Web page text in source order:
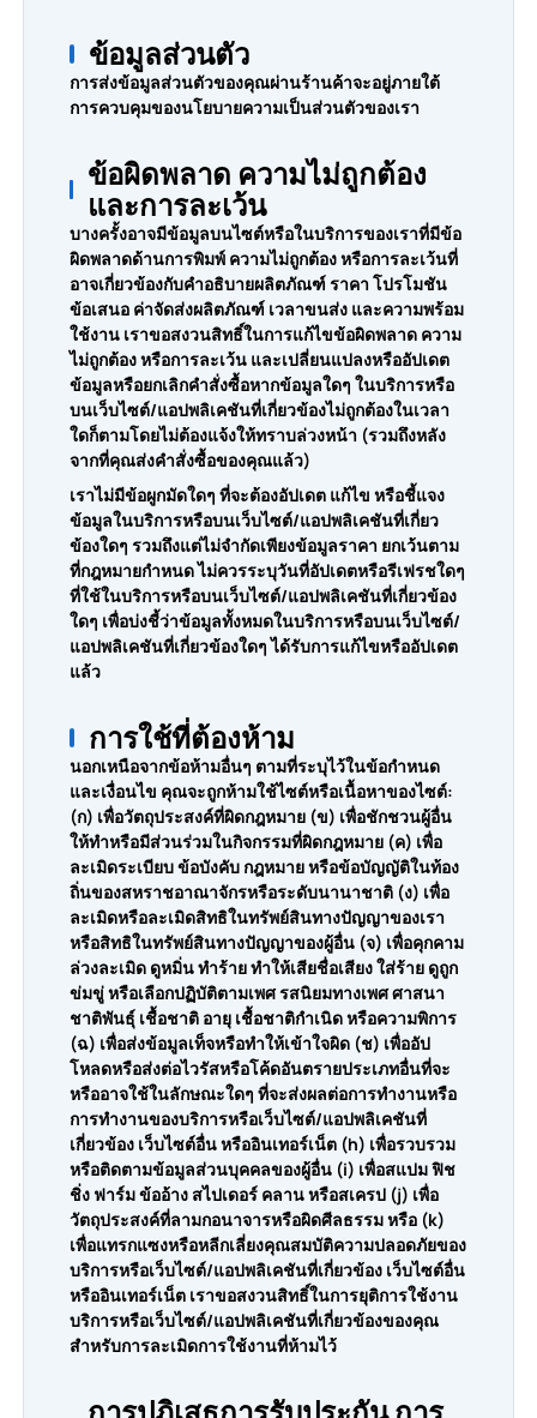
ข้อมูลส่วนตัว
การส่งข้อมูลส่วนตัวของคุณผ่านร้านค้าจะอยู่ภายใต้
การควบคุมของนโยบายความเป็นส่วนตัวของเรา
ข้อผิดพลาด ความไม่ถูกต้อง
และการละเว้น
บางครั้งอาจมีข้อมูลบนไซต์หรือในบริการของเราที่มีข้อ
ผิดพลาดด้านการพิมพ์ ความไม่ถูกต้อง หรือการละเว้นที่
อาจเกี่ยวข้องกับคำอธิบายผลิตภัณฑ์ ราคา โปรโมชัน
ข้อเสนอ ค่าจัดส่งผลิตภัณฑ์ เวลาขนส่ง และความพร้อม
ใช้งาน เราขอสงวนสิทธิ์ในการแก้ไขข้อผิดพลาด ความ
ไม่ถูกต้อง หรือการละเว้น และเปลี่ยนแปลงหรืออัปเดต
ข้อมูลหรือยกเลิกคำสั่งซื้อหากข้อมูลใดๆ ในบริการหรือ
บนเว็บไซต์/แอปพลิเคชันที่เกี่ยวข้องไม่ถูกต้องในเวลา
ใดก็ตามโดยไม่ต้องแจ้งให้ทราบล่วงหน้า (รวมถึงหลัง
จากที่คุณส่งคำสั่งซื้อของคุณแล้ว)
เราไม่มีข้อผูกมัดใดๆ ที่จะต้องอัปเดต แก้ไข หรือชี้แจง
ข้อมูลในบริการหรือบนเว็บไซต์/แอปพลิเคชันที่เกี่ยว
ข้องใดๆ รวมถึงแต่ไม่จำกัดเพียงข้อมูลราคา ยกเว้นตาม
ที่กฎหมายกำหนด ไม่ควรระบุวันที่อัปเดตหรือรีเฟรชใดๆ
ที่ใช้ในบริการหรือบนเว็บไซต์/แอปพลิเคชันที่เกี่ยวข้อง
ใดๆ เพื่อบ่งชี้ว่าข้อมูลทั้งหมดในบริการหรือบนเว็บไซต์/
แอปพลิเคชันที่เกี่ยวข้องใดๆ ได้รับการแก้ไขหรืออัปเดต
แล้ว
การใช้ที่ต้องห้าม
นอกเหนือจากข้อห้ามอื่นๆ ตามที่ระบุไว้ในข้อกำหนด
และเงื่อนไข คุณจะถูกห้ามใช้ไซต์หรือเนื้อหาของไซต์:
(ก) เพื่อวัตถุประสงค์ที่ผิดกฎหมาย (ข) เพื่อชักชวนผู้อื่น
ให้ทำหรือมีส่วนร่วมในกิจกรรมที่ผิดกฎหมาย (ค) เพื่อ
ละเมิดระเบียบ ข้อบังคับ กฎหมาย หรือข้อบัญญัติในท้อง
ถิ่นของสหราชอาณาจักรหรือระดับนานาชาติ (ง) เพื่อ
ละเมิดหรือละเมิดสิทธิในทรัพย์สินทางปัญญาของเรา
หรือสิทธิในทรัพย์สินทางปัญญาของผู้อื่น (จ) เพื่อคุกคาม
ล่วงละเมิด ดูหมิ่น ทำร้าย ทำให้เสียชื่อเสียง ใส่ร้าย ดูถูก
ข่มขู่ หรือเลือกปฏิบัติตามเพศ รสนิยมทางเพศ ศาสนา
ชาติพันธุ์ เชื้อชาติ อายุ เชื้อชาติกำเนิด หรือความพิการ
(ฉ) เพื่อส่งข้อมูลเท็จหรือทำให้เข้าใจผิด (ช) เพื่ออัป
โหลดหรือส่งต่อไวรัสหรือโค้ดอันตรายประเภทอื่นที่จะ
หรืออาจใช้ในลักษณะใดๆ ที่จะส่งผลต่อการทำงานหรือ
การทำงานของบริการหรือเว็บไซต์/แอปพลิเคชันที่
เกี่ยวข้อง เว็บไซต์อื่น หรืออินเทอร์เน็ต (h) เพื่อรวบรวม
หรือติดตามข้อมูลส่วนบุคคลของผู้อื่น (i) เพื่อสแปม ฟิช
ชิ่ง ฟาร์ม ข้ออ้าง สไปเดอร์ คลาน หรือสเครป (j) เพื่อ
วัตถุประสงค์ที่ลามกอนาจารหรือผิดศีลธรรม หรือ (k)
เพื่อแทรกแซงหรือหลีกเลี่ยงคุณสมบัติความปลอดภัยของ
บริการหรือเว็บไซต์/แอปพลิเคชันที่เกี่ยวข้อง เว็บไซต์อื่น
หรืออินเทอร์เน็ต เราขอสงวนสิทธิ์ในการยุติการใช้งาน
บริการหรือเว็บไซต์/แอปพลิเคชันที่เกี่ยวข้องของคุณ
สำหรับการละเมิดการใช้งานที่ห้ามไว้